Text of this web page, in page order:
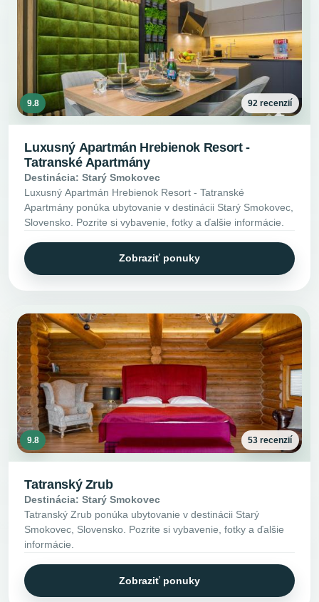
9.8 92 recenzií
Luxusný Apartmán Hrebienok Resort -
Tatranské Apartmány
Destinácia: Starý Smokovec
Luxusný Apartmán Hrebienok Resort - Tatranské
Apartmány ponúka ubytovanie v destinácii Starý Smokovec,
Slovensko. Pozrite si vybavenie, fotky a ďalšie informácie.
Zobraziť ponuky
9.8 53 recenzií
Tatranský Zrub
Destinácia: Starý Smokovec
Tatranský Zrub ponúka ubytovanie v destinácii Starý
Smokovec, Slovensko. Pozrite si vybavenie, fotky a ďalšie
informácie.
Zobraziť ponuky